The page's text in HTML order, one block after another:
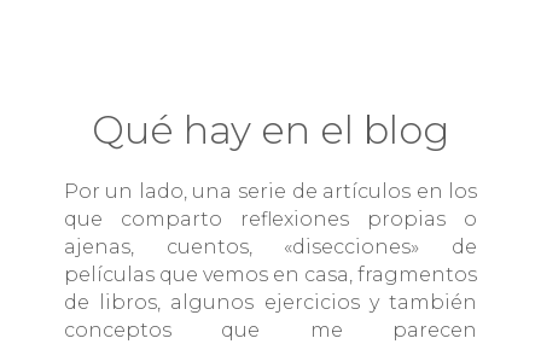
Qué hay en el blog
Por un lado, una serie de artículos en los
que comparto reflexiones propias o
ajenas, cuentos, «disecciones» de
películas que vemos en casa, fragmentos
de libros, algunos ejercicios y también
conceptos que me parecen